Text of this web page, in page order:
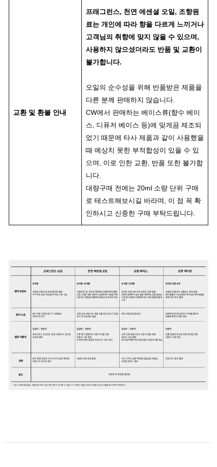
교환 및 환불 안내
프래그런스, 천연 에센셜 오일, 조향원
료는 개인에 따라 향을 다르게 느끼거나
고객님의 취향에 맞지 않을 수 있으며,
사용하지 않으셨더라도 반품 및 교환이
불가합니다.
오일의 순수성을 위해 반품받은 제품을
다른 분께 판매하지 않습니다.
CW에서 판매하는 베이스류(향수 베이
스, 디퓨저 베이스 등)에 맞게끔 제조되
었기 때문에 타사 제품과 같이 사용했을
때 예상치 못한 부적합성이 있을 수 있
으며, 이로 인한 교환, 반품 또한 불가합
니다.
대량구매 전에는 20ml 소량 단위 구매
로 테스트해보시길 바라며, 이 점 꼭 확
인하시고 신중한 구매 부탁드립니다.